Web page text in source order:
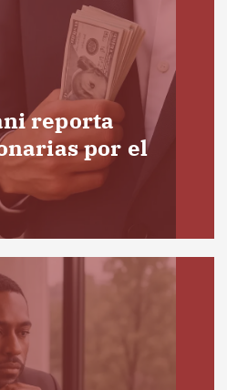
reporta
por el